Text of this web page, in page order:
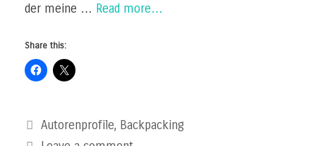
der meine … Read more…
Share this:
Categories
Autorenprofile, Backpacking